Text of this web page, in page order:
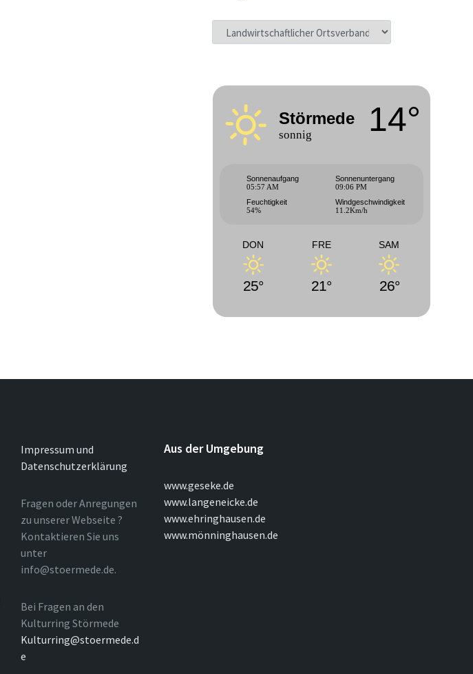
KATEGORIEN
Störmede
sonnig 14°
Sonnenaufgang
05:57 AM
Sonnenuntergang
09:06 PM
Feuchtigkeit
54%
Windgeschwindigkeit
11.2Km/h
DON
25°
FRE
21°
SAM
26°
Impressum und
Datenschutzerklärung
Fragen oder Anregungen
zu unserer Webseite ?
Kontaktieren Sie uns
unter
info@stoermede.de.
Bei Fragen an den
Kulturring Störmede
Kulturring@stoermede.d
e
Aus der Umgebung
www.geseke.de
www.langeneicke.de
www.ehringhausen.de
www.mönninghausen.de